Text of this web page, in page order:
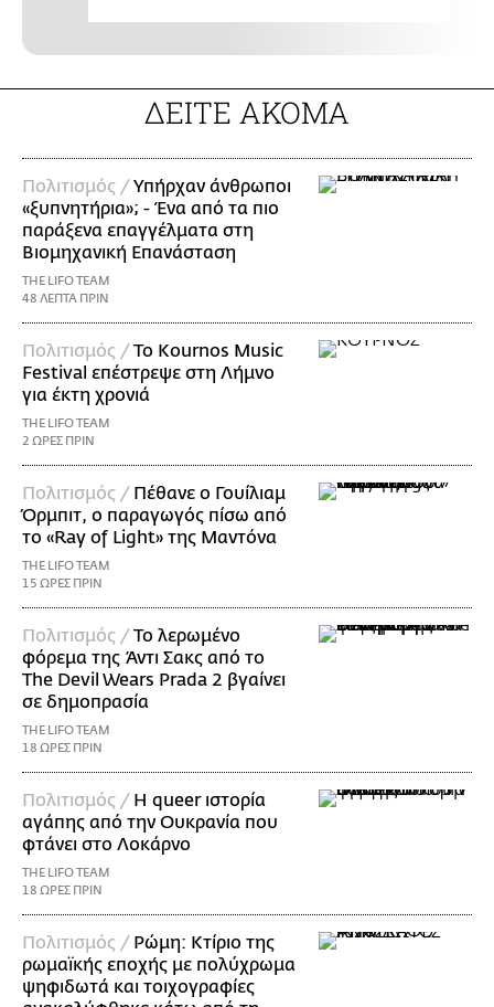
ΔΕΙΤΕ ΑΚΟΜΑ
Πολιτισμός /Υπήρχαν άνθρωποι
«ξυπνητήρια»; - Ένα από τα πιο
παράξενα επαγγέλματα στη
Βιομηχανική Επανάσταση
THE LIFO TEAM
48 ΛΕΠΤΑ ΠΡΙΝ
Πολιτισμός /Το Kournos Music
Festival επέστρεψε στη Λήμνο
για έκτη χρονιά
THE LIFO TEAM
2 ΩΡΕΣ ΠΡΙΝ
Πολιτισμός / Πέθανε ο Γουίλιαμ
Όρμπιτ, ο παραγωγός πίσω από
το «Ray of Light» της Μαντόνα
THE LIFO TEAM
15 ΩΡΕΣ ΠΡΙΝ
Πολιτισμός /Το λερωμένο
φόρεμα της Άντι Σακς από το
The Devil Wears Prada 2 βγαίνει
σε δημοπρασία
THE LIFO TEAM
18 ΩΡΕΣ ΠΡΙΝ
Πολιτισμός / Η queer ιστορία
αγάπης από την Ουκρανία που
φτάνει στο Λοκάρνο
THE LIFO TEAM
18 ΩΡΕΣ ΠΡΙΝ
Πολιτισμός / Ρώμη: Κτίριο της
ρωμαϊκής εποχής με πολύχρωμα
ψηφιδωτά και τοιχογραφίες